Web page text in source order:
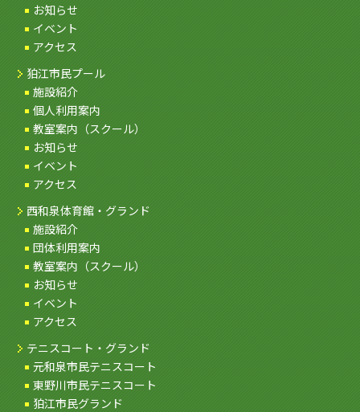
お知らせ
イベント
アクセス
狛江市民プール
施設紹介
個人利用案内
教室案内（スクール）
お知らせ
イベント
アクセス
西和泉体育館・グランド
施設紹介
団体利用案内
教室案内（スクール）
お知らせ
イベント
アクセス
テニスコート・グランド
元和泉市民テニスコート
東野川市民テニスコート
狛江市民グランド